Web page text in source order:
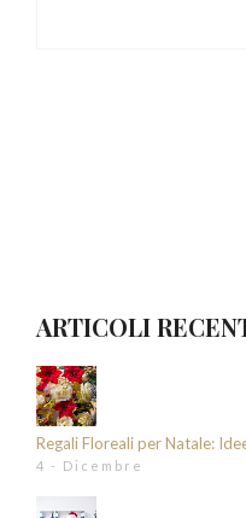
ARTICOLI
Regali Floreali per Natale:
4 - Dicembre